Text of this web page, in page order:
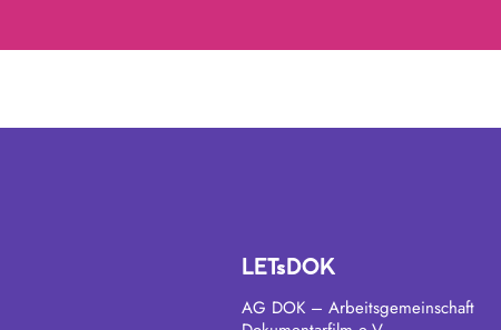
LETsDOK
AG DOK – Arbeitsgemeinschaft